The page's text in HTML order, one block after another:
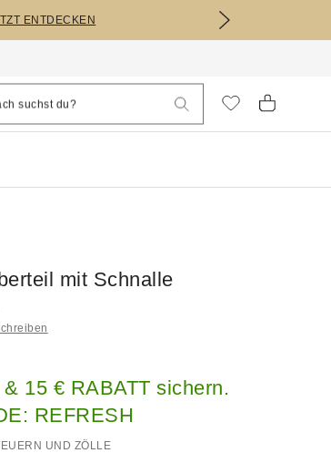
ENTDECKEN
mit Schnalle
15 € RABATT sichern.
REFRESH
UND ZÖLLE